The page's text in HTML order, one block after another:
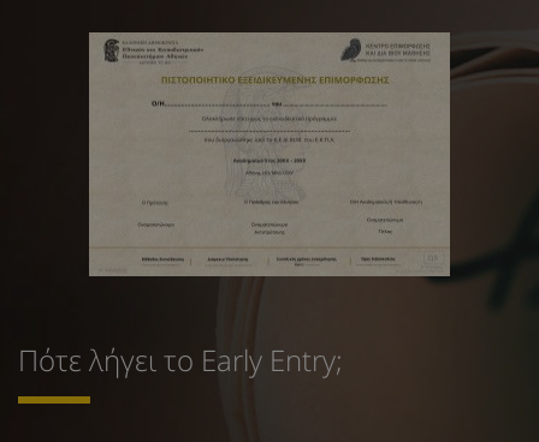
Πότε λήγει το Early Entry;